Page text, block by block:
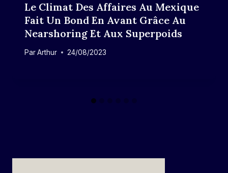
Le Climat Des Affaires Au Mexique
Fait Un Bond En Avant Grâce Au
Nearshoring Et Aux Superpoids
ParArthur 24/08/2023